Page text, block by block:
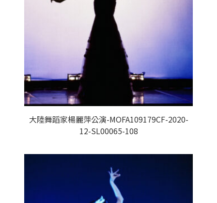
大陸舞蹈家楊麗萍公演-MOFA109179CF-2020-
12-SL00065-108